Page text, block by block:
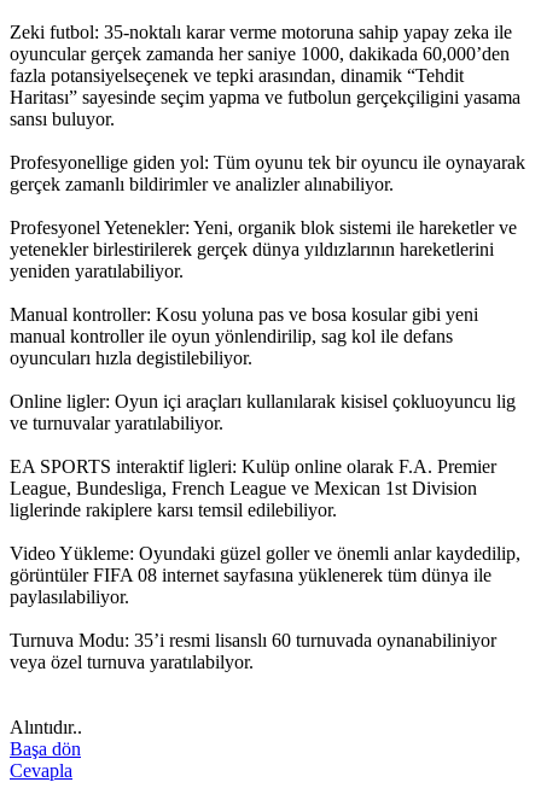
Zeki futbol: 35-noktalı karar verme motoruna sahip yapay zeka ile
oyuncular gerçek zamanda her saniye 1000, dakikada 60,000’den
fazla potansiyelseçenek ve tepki arasından, dinamik “Tehdit
Haritası” sayesinde seçim yapma ve futbolun gerçekçiligini yasama
sansı buluyor.
Profesyonellige giden yol: Tüm oyunu tek bir oyuncu ile oynayarak
gerçek zamanlı bildirimler ve analizler alınabiliyor.
Profesyonel Yetenekler: Yeni, organik blok sistemi ile hareketler ve
yetenekler birlestirilerek gerçek dünya yıldızlarının hareketlerini
yeniden yaratılabiliyor.
Manual kontroller: Kosu yoluna pas ve bosa kosular gibi yeni
manual kontroller ile oyun yönlendirilip, sag kol ile defans
oyuncuları hızla degistilebiliyor.
Online ligler: Oyun içi araçları kullanılarak kisisel çokluoyuncu lig
ve turnuvalar yaratılabiliyor.
EA SPORTS interaktif ligleri: Kulüp online olarak F.A. Premier
League, Bundesliga, French League ve Mexican 1st Division
liglerinde rakiplere karsı temsil edilebiliyor.
Video Yükleme: Oyundaki güzel goller ve önemli anlar kaydedilip,
görüntüler FIFA 08 internet sayfasına yüklenerek tüm dünya ile
paylasılabiliyor.
Turnuva Modu: 35’i resmi lisanslı 60 turnuvada oynanabiliniyor
veya özel turnuva yaratılabilyor.
Alıntıdır..
Başa dön
Cevapla